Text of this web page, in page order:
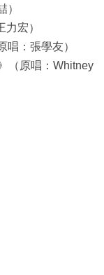
宏）
：張學友）
（原唱：Whitney